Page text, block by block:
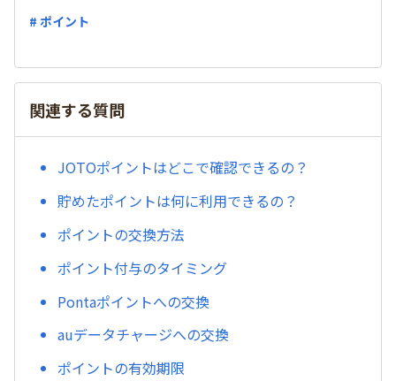
# ポイント
関連する質問
JOTOポイントはどこで確認できるの？
貯めたポイントは何に利用できるの？
ポイントの交換方法
ポイント付与のタイミング
Pontaポイントへの交換
auデータチャージへの交換
ポイントの有効期限